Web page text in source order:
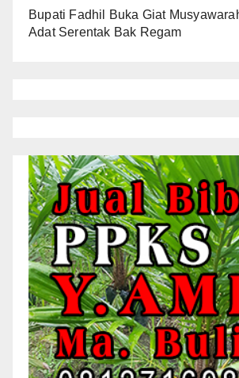
Bupati Fadhil Buka Giat
Adat Serentak Bak Regam